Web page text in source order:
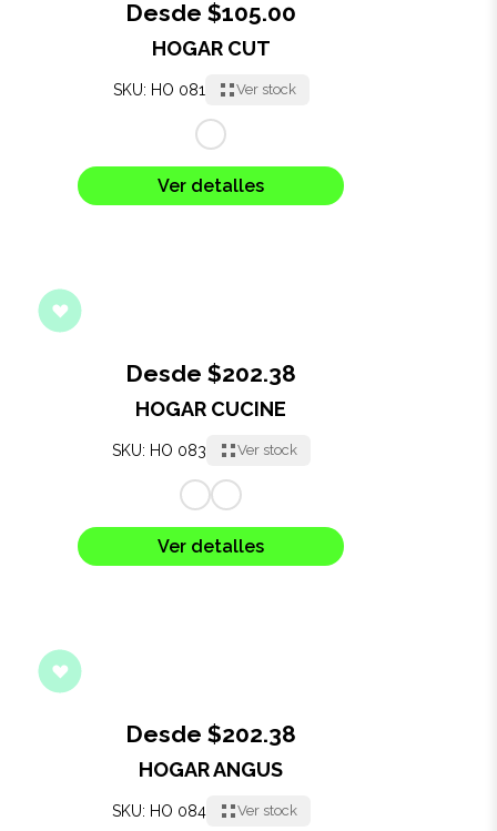
Desde $105.00
HOGAR CUT
SKU: HO 081 Ver stock
Ver detalles
Desde $202.38
HOGAR CUCINE
SKU: HO 083 Ver stock
Ver detalles
Desde $202.38
HOGAR ANGUS
SKU: HO 084 Ver stock